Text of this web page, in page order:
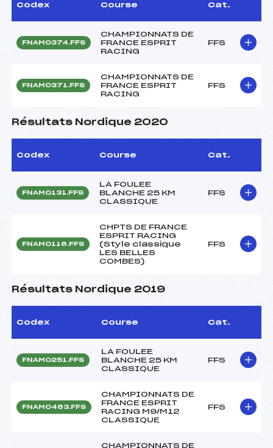
Codex Course Cat.
FNAM0374.FFS
CHAMPIONNATS DE
FRANCE ESPRIT
RACING
FFS
FNAM0371.FFS
CHAMPIONNATS DE
FRANCE ESPRIT
RACING
FFS
Résultats Nordique 2020
Codex Course Cat.
FNAM0131.FFS
LA FOULEE
BLANCHE 25 KM
CLASSIQUE
FFS
FNAM0116.FFS
CHPTS DE FRANCE
ESPRIT RACING
(Style classique
LES BELLES
COMBES)
FFS
Résultats Nordique 2019
Codex Course Cat.
FNAM0251.FFS
LA FOULEE
BLANCHE 25 KM
CLASSIQUE
FFS
FNAM0463.FFS
CHAMPIONNATS DE
FRANCE ESPRIT
RACING M9/M12
CLASSIQUE
FFS
CHAMPIONNATS DE